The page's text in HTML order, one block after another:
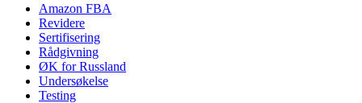
Amazon FBA
Revidere
Sertifisering
Rådgivning
ØK for Russland
Undersøkelse
Testing